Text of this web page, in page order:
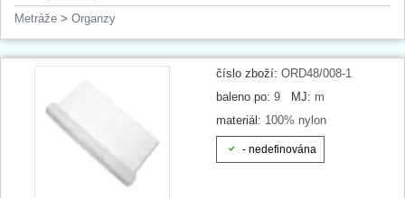
Metráže > Organzy
číslo zboží: ORD48/008-1
baleno po: 9 MJ: m
materiál: 100% nylon
- nedefinována